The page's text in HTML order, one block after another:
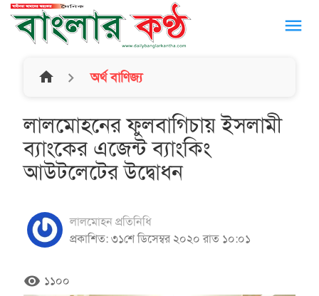
menu
home অর্থ বাণিজ্য
লালমোহনের ফুলবাগিচায় ইসলামী
ব্যাংকের এজেন্ট ব্যাংকিং
আউটলেটের উদ্বোধন
লালমোহন প্রতিনিধি
প্রকাশিত: ৩১শে ডিসেম্বর ২০২০ রাত ১০:০১
remove_red_eye ১১০০